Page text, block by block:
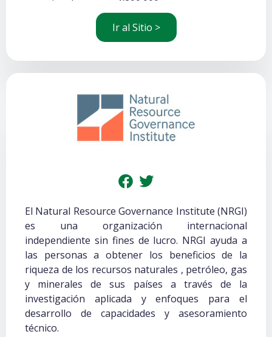
aproximadamente 1’200.000 personas, entre
llaneros, colonos e indígenas.
Ir al Sitio >
El Natural Resource Governance Institute (NRGI)
es una organización internacional
independiente sin fines de lucro. NRGI ayuda a
las personas a obtener los beneficios de la
riqueza de los recursos naturales , petróleo, gas
y minerales de sus países a través de la
investigación aplicada y enfoques para el
desarrollo de capacidades y asesoramiento
técnico.